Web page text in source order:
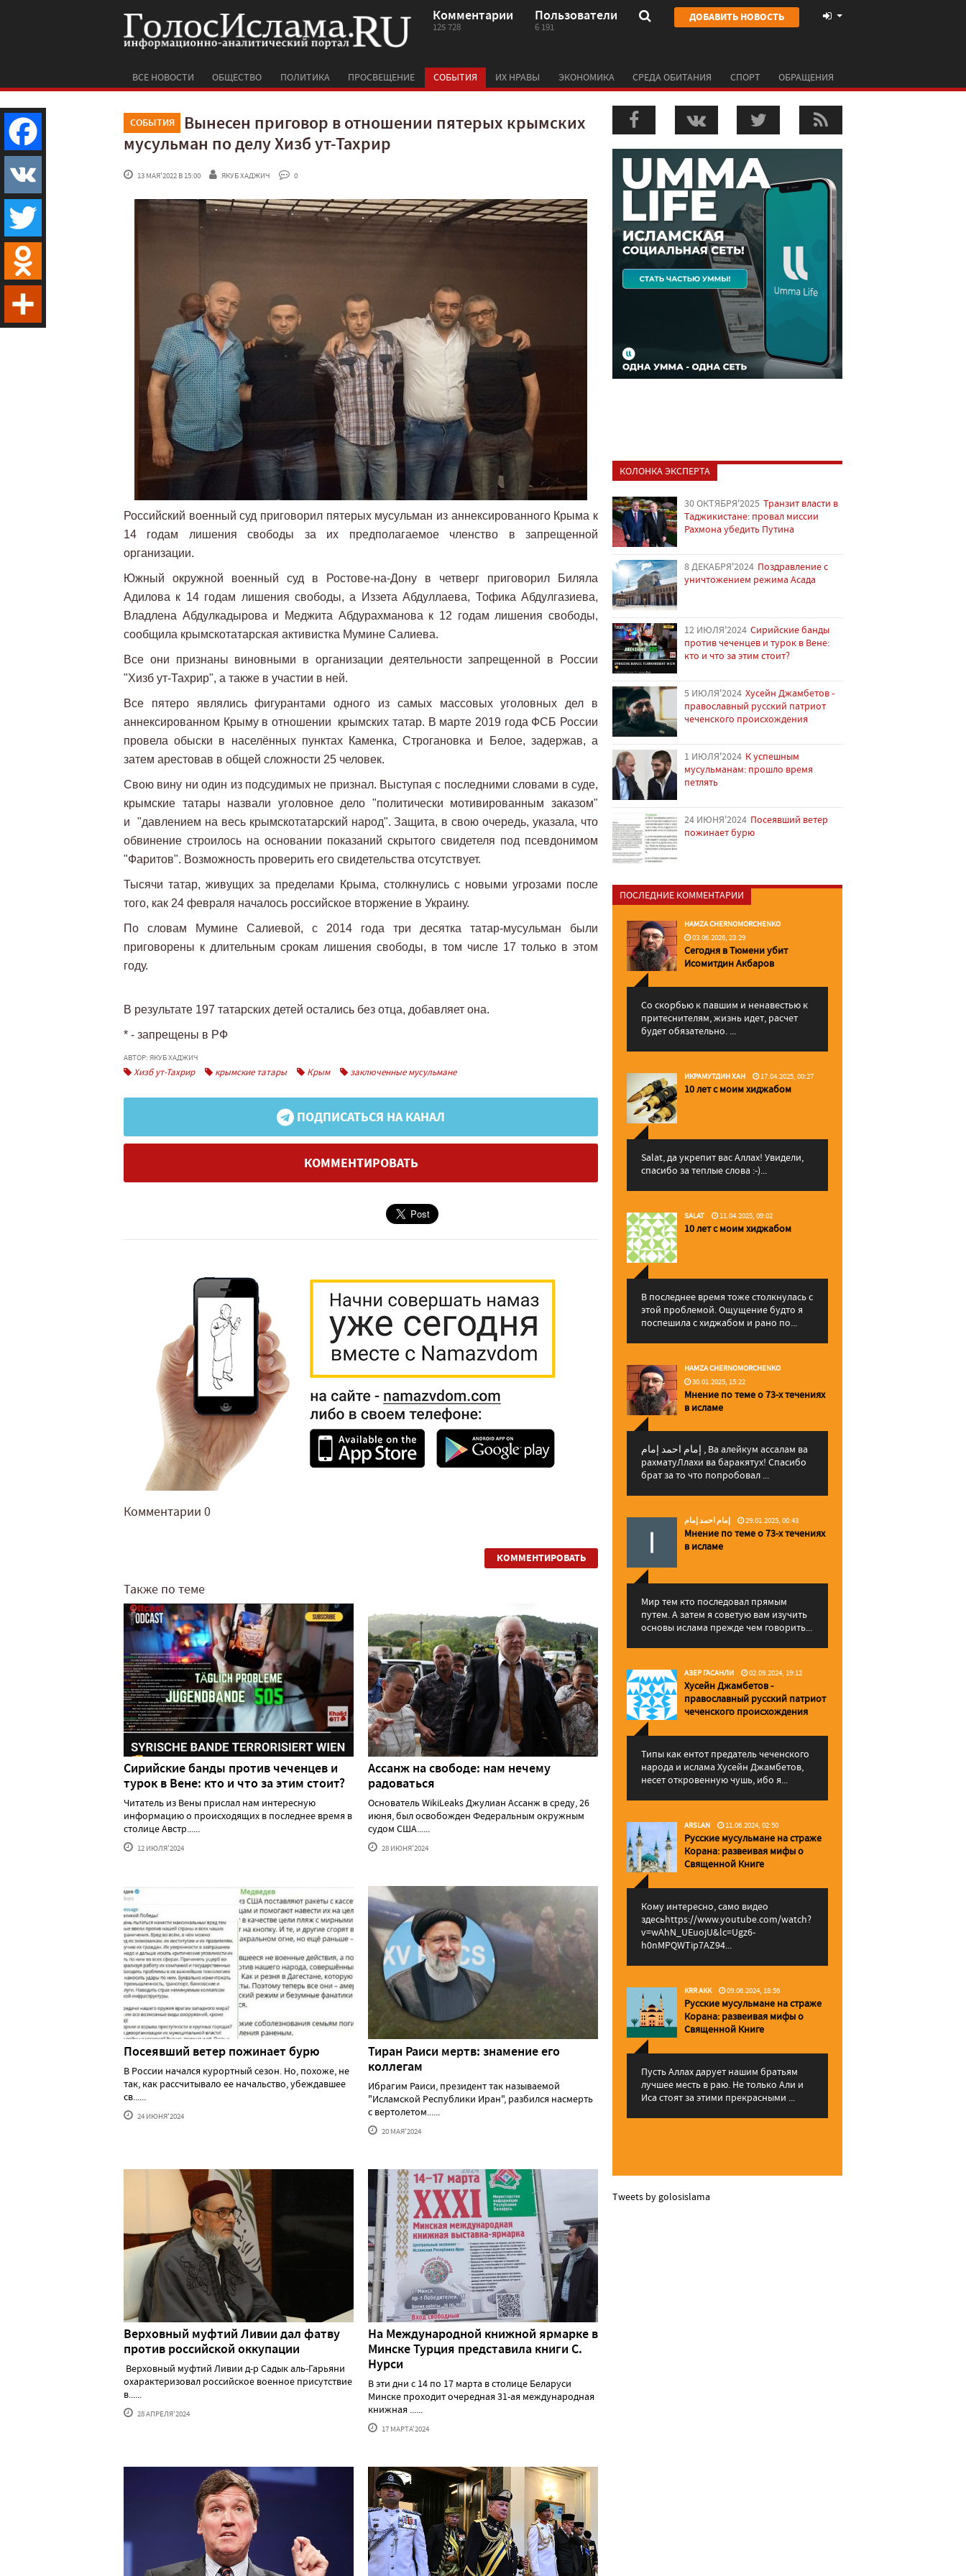
Комментарии
125 728
Пользователи
6 191
ДОБАВИТЬ НОВОСТЬ
ВСЕ НОВОСТИ ОБЩЕСТВО ПОЛИТИКА ПРОСВЕЩЕНИЕ СОБЫТИЯ ИХ НРАВЫ ЭКОНОМИКА СРЕДА ОБИТАНИЯ СПОРТ ОБРАЩЕНИЯ
СОБЫТИЯ
Вынесен приговор в отношении пятерых крымских
мусульман по делу Хизб ут-Тахрир
13 МАЯ'2022 В 15:00 ЯКУБ ХАДЖИЧ 0
Российский военный суд приговорил пятерых мусульман из аннексированного Крыма к
14 годам лишения свободы за их предполагаемое членство в запрещенной
организации.
Южный окружной военный суд в Ростове-на-Дону в четверг приговорил Биляла
Адилова к 14 годам лишения свободы, а Иззета Абдуллаева, Тофика Абдулгазиева,
Владлена Абдулкадырова и Меджита Абдурахманова к 12 годам лишения свободы,
сообщила крымскотатарская активистка Мумине Салиева.
Все они признаны виновными в организации деятельности запрещенной в России
"Хизб ут-Тахрир", а также в участии в ней.
Все пятеро являлись фигурантами одного из самых массовых уголовных дел в
аннексированном Крыму в отношении крымских татар. В марте 2019 года ФСБ России
провела обыски в населённых пунктах Каменка, Строгановка и Белое, задержав, а
затем арестовав в общей сложности 25 человек.
Свою вину ни один из подсудимых не признал. Выступая с последними словами в суде,
крымские татары назвали уголовное дело "политически мотивированным заказом"
и "давлением на весь крымскотатарский народ". Защита, в свою очередь, указала, что
обвинение строилось на основании показаний скрытого свидетеля под псевдонимом
"Фаритов". Возможность проверить его свидетельства отсутствует.
Тысячи татар, живущих за пределами Крыма, столкнулись с новыми угрозами после
того, как 24 февраля началось российское вторжение в Украину.
По словам Мумине Салиевой, с 2014 года три десятка татар-мусульман были
приговорены к длительным срокам лишения свободы, в том числе 17 только в этом
году.
В результате 197 татарских детей остались без отца, добавляет она.
* - запрещены в РФ
АВТОР: ЯКУБ ХАДЖИЧ
Хизб ут-Тахрир крымские татары Крым заключенные мусульмане
ПОДПИСАТЬСЯ НА КАНАЛ
КОММЕНТИРОВАТЬ
Комментарии 0
КОММЕНТИРОВАТЬ
Также по теме
Сирийские банды против чеченцев и
турок в Вене: кто и что за этим стоит?
Читатель из Вены прислал нам интересную
информацию о происходящих в последнее время в
столице Австр......
12 ИЮЛЯ'2024
Ассанж на свободе: нам нечему
радоваться
Основатель WikiLeaks Джулиан Ассанж в среду, 26
июня, был освобожден Федеральным окружным
судом США......
28 ИЮНЯ'2024
Посеявший ветер пожинает бурю
В России начался курортный сезон. Но, похоже, не
так, как рассчитывало ее начальство, убеждавшее
св......
24 ИЮНЯ'2024
Тиран Раиси мертв: знамение его
коллегам
Ибрагим Раиси, президент так называемой
"Исламской Республики Иран", разбился насмерть
с вертолетом......
20 МАЯ'2024
Верховный муфтий Ливии дал фатву
против российской оккупации
Верховный муфтий Ливии д-р Садык аль-Гарьяни
охарактеризовал российское военное присутствие
в......
28 АПРЕЛЯ'2024
На Международной книжной ярмарке в
Минске Турция представила книги С.
Нурси
В эти дни с 14 по 17 марта в столице Беларуси
Минске проходит очередная 31-ая международная
книжная ......
17 МАРТА'2024
КОЛОНКА ЭКСПЕРТА
30 ОКТЯБРЯ'2025 Транзит власти в
Таджикистане: провал миссии
Рахмона убедить Путина
8 ДЕКАБРЯ'2024 Поздравление с
уничтожением режима Асада
12 ИЮЛЯ'2024 Сирийские банды
против чеченцев и турок в Вене:
кто и что за этим стоит?
5 ИЮЛЯ'2024 Хусейн Джамбетов -
православный русский патриот
чеченского происхождения
1 ИЮЛЯ'2024 К успешным
мусульманам: прошло время
петлять
24 ИЮНЯ'2024 Посеявший ветер
пожинает бурю
ПОСЛЕДНИЕ КОММЕНТАРИИ
HAMZA CHERNOMORCHENKO
03.06.2026, 23:29
Сегодня в Тюмени убит
Исомитдин Акбаров
Со скорбью к павшим и ненавестью к
притеснителям, жизнь идет, расчет
будет обязательно. ...
ИКРАМУТДИН ХАН 17.04.2025, 00:27
10 лет с моим хиджабом
Salat, да укрепит вас Аллаx! Увидели,
спасибо за теплые слова :-)...
SALAT 11.04.2025, 09:02
10 лет с моим хиджабом
В последнее время тоже столкнулась с
этой проблемой. Ощущение будто я
поспешила с хиджабом и рано по...
HAMZA CHERNOMORCHENKO
30.01.2025, 15:22
Мнение по теме о 73-х течениях
в исламе
إمام احمد إمام , Ва алейкум ассалам ва
рахматуЛлахи ва баракятух! Спасибо
брат за то что попробовал ...
إمام احمد إمام 29.01.2025, 00:43
Мнение по теме о 73-х течениях
в исламе
Мир тем кто последовал прямым
путем. А затем я советую вам изучить
основы ислама прежде чем говорить...
АЗЕР ГАСАНЛИ 02.09.2024, 19:12
Хусейн Джамбетов -
православный русский патриот
чеченского происхождения
Типы как ентот предатель чеченского
народа и ислама Хусейн Джамбетов,
несет откровенную чушь, ибо я...
ARSLAN 11.06.2024, 02:50
Русские мусульмане на страже
Корана: pазвеивая мифы о
Священной Книге
Кому интересно, само видео
здесьhttps://www.youtube.com/watch?
v=wAhN_UEuojU&lc=Ugz6-
h0nMPQWTip7AZ94...
KRR AKK 09.06.2024, 18:56
Русские мусульмане на страже
Корана: pазвеивая мифы о
Священной Книге
Пусть Аллах дарует нашим братьям
лучшее месть в раю. Не только Али и
Иса стоят за этими прекрасными ...
Tweets by golosislama
Facebook
VK
Twitter
Odnoklassniki